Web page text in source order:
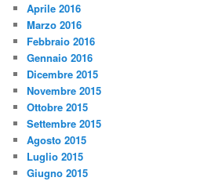
Aprile 2016
Marzo 2016
Febbraio 2016
Gennaio 2016
Dicembre 2015
Novembre 2015
Ottobre 2015
Settembre 2015
Agosto 2015
Luglio 2015
Giugno 2015